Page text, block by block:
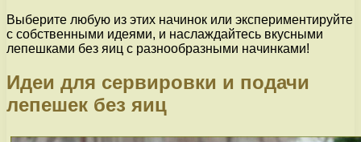
Выберите любую из этих начинок или экспериментируйте
с собственными идеями, и наслаждайтесь вкусными
лепешками без яиц с разнообразными начинками!
Идеи для сервировки и подачи
лепешек без яиц